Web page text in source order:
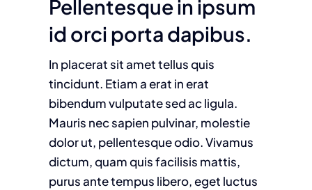
Pellentesque in ipsum
id orci porta dapibus.
In placerat sit amet tellus quis
tincidunt. Etiam a erat in erat
bibendum vulputate sed ac ligula.
Mauris nec sapien pulvinar, molestie
dolor ut, pellentesque odio. Vivamus
dictum, quam quis facilisis mattis,
purus ante tempus libero, eget luctus